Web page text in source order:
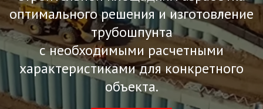
оптимального решения и изготовление
трубошпунта
с необходимыми расчетными
характеристиками для конкретного
объекта.